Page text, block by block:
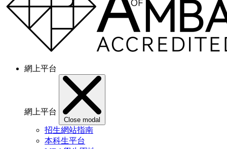
網上平台
網上平台
Close modal
招生網站指南
本科生平台